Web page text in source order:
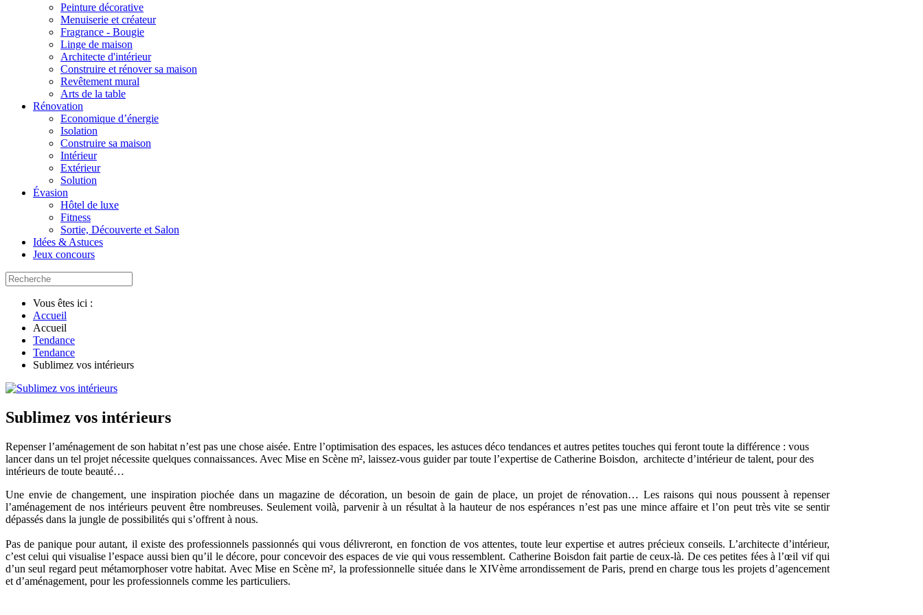
Peinture décorative
Menuiserie et créateur
Fragrance - Bougie
Linge de maison
Architecte d'intérieur
Construire et rénover sa maison
Revêtement mural
Arts de la table
Rénovation
Economique d’énergie
Isolation
Construire sa maison
Intérieur
Extérieur
Solution
Évasion
Hôtel de luxe
Fitness
Sortie, Découverte et Salon
Idées & Astuces
Jeux concours
Vous êtes ici :
Accueil
Accueil
Tendance
Tendance
Sublimez vos intérieurs
Sublimez vos intérieurs
Repenser l’aménagement de son habitat n’est pas une chose aisée. Entre l’optimisation des espaces, les astuces déco tendances et autres petites touches qui feront toute la différence : vous
lancer dans un tel projet nécessite quelques connaissances. Avec Mise en Scène m², laissez-vous guider par toute l’expertise de Catherine Boisdon, architecte d’intérieur de talent, pour des
intérieurs de toute beauté…
Une envie de changement, une inspiration piochée dans un magazine de décoration, un besoin de gain de place, un projet de rénovation… Les raisons qui nous poussent à repenser
l’aménagement de nos intérieurs peuvent être nombreuses. Seulement voilà, parvenir à un résultat à la hauteur de nos espérances n’est pas une mince affaire et l’on peut très vite se sentir
dépassés dans la jungle de possibilités qui s’offrent à nous.
Pas de panique pour autant, il existe des professionnels passionnés qui vous délivreront, en fonction de vos attentes, toute leur expertise et autres précieux conseils. L’architecte d’intérieur,
c’est celui qui visualise l’espace aussi bien qu’il le décore, pour concevoir des espaces de vie qui vous ressemblent. Catherine Boisdon fait partie de ceux-là. De ces petites fées à l’œil vif qui
d’un seul regard peut métamorphoser votre habitat. Avec Mise en Scène m², la professionnelle située dans le XIVème arrondissement de Paris, prend en charge tous les projets d’agencement
et d’aménagement, pour les professionnels comme les particuliers.